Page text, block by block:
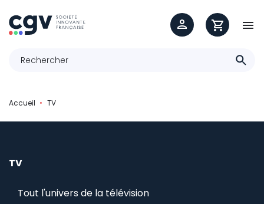

Accueil TV
TV
Tout l'univers de la télévision